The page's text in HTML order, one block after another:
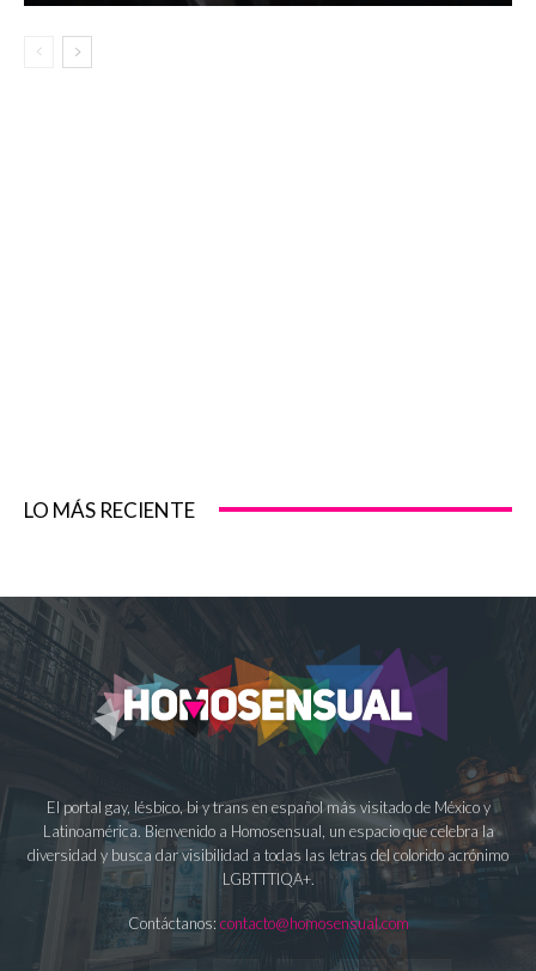
LO MÁS RECIENTE
El portal gay, lésbico, bi y trans en español más visitado de México y
Latinoamérica. Bienvenido a Homosensual, un espacio que celebra la
diversidad y busca dar visibilidad a todas las letras del colorido acrónimo
LGBTTTIQA+.
Contáctanos: contacto@homosensual.com